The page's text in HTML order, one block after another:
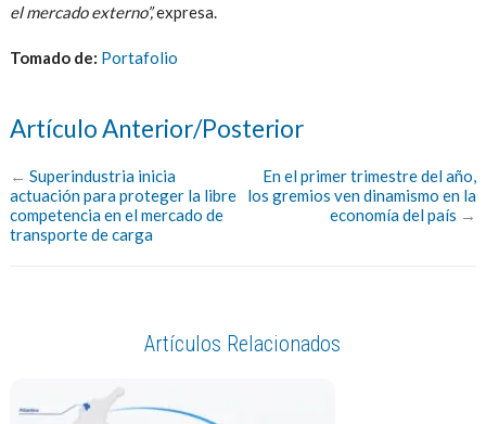
el mercado externo”,expresa.
Tomado de: Portafolio
Artículo Anterior/Posterior
← Superindustria inicia
actuación para proteger la libre
competencia en el mercado de
transporte de carga
En el primer trimestre del año,
los gremios ven dinamismo en la
economía del país →
Artículos Relacionados